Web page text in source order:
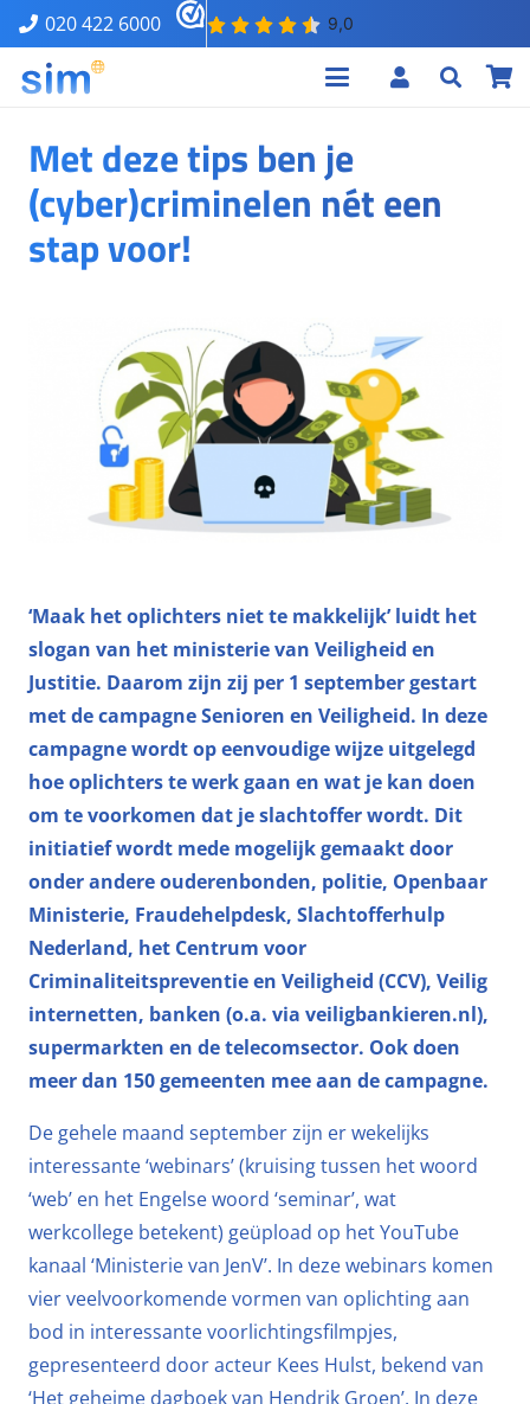
020 422 6000
Met deze tips ben je
(cyber)criminelen nét een
stap voor!
‘Maak het oplichters niet te makkelijk’ luidt het
slogan van het ministerie van Veiligheid en
Justitie. Daarom zijn zij per 1 september gestart
met de campagne Senioren en Veiligheid. In deze
campagne wordt op eenvoudige wijze uitgelegd
hoe oplichters te werk gaan en wat je kan doen
om te voorkomen dat je slachtoffer wordt. Dit
initiatief wordt mede mogelijk gemaakt door
onder andere ouderenbonden, politie, Openbaar
Ministerie, Fraudehelpdesk, Slachtofferhulp
Nederland, het Centrum voor
Criminaliteitspreventie en Veiligheid (CCV), Veilig
internetten, banken (o.a. via veiligbankieren.nl),
supermarkten en de telecomsector. Ook doen
meer dan 150 gemeenten mee aan de campagne.
De gehele maand september zijn er wekelijks
interessante ‘webinars’ (kruising tussen het woord
‘web’ en het Engelse woord ‘seminar’, wat
werkcollege betekent) geüpload op het YouTube
kanaal ‘Ministerie van JenV’. In deze webinars komen
vier veelvoorkomende vormen van oplichting aan
bod in interessante voorlichtingsfilmpjes,
gepresenteerd door acteur Kees Hulst, bekend van
‘Het geheime dagboek van Hendrik Groen’. In deze